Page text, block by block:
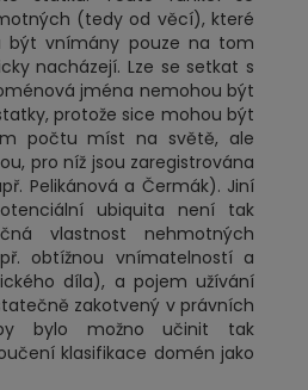
(tedy od věcí), které
být vnímány pouze na tom
nacházejí. Lze se setkat s
jména nemohou být
protože sice mohou být
počtu míst na světě, ale
pro níž jsou zaregistrována
Pelikánová a Čermák). Jiní
ubiquita není tak
vlastnost nehmotných
obtížnou vnímatelností a
díla), a pojem užívání
zakotvený v právních
bylo možno učinit tak
klasifikace domén jako